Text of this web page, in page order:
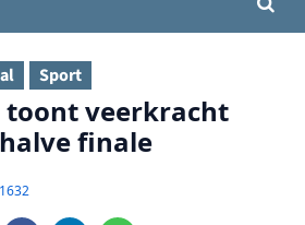
Sport
toont veerkracht
finale
1632